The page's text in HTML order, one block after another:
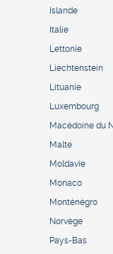
Islande
Italie
Lettonie
Liechtenstein
Lituanie
Luxembourg
Macédoine du
Malte
Moldavie
Monaco
Monténégro
Norvège
Pays-Bas